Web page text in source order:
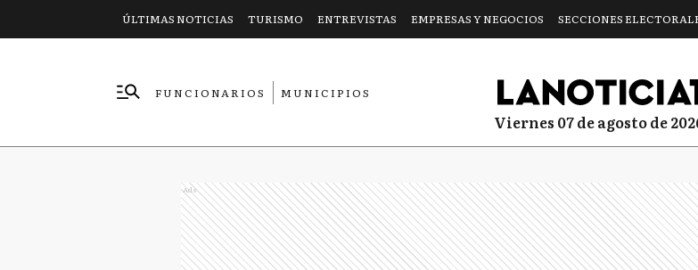
ÚLTIMAS NOTICIAS TURISMO ENTREVISTAS EMPRESAS Y NEGOCIOS SECCIONES
FUNCIONARIOS
MUNICIPIOS
viernes 07 de agosto de
Ads